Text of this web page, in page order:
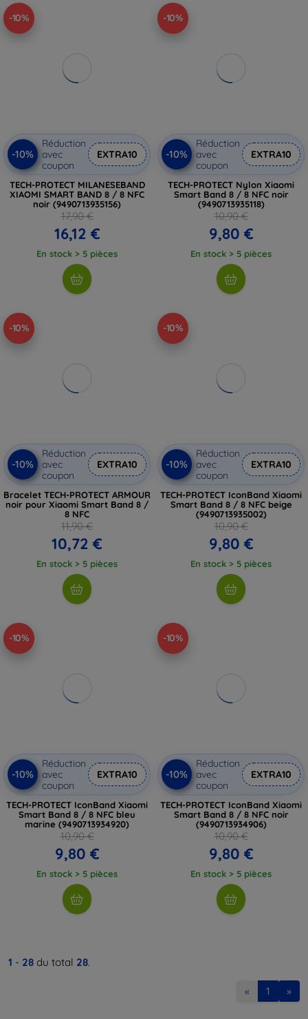
-10%
-10%
Réduction
avec
coupon
EXTRA10
TECH-PROTECT MILANESEBAND
XIAOMI SMART BAND 8 / 8 NFC
noir (9490713935156)
17,90 €
16,12 €
En stock > 5 pièces
-10%
-10%
Réduction
avec
coupon
EXTRA10
TECH-PROTECT Nylon Xiaomi
Smart Band 8 / 8 NFC noir
(9490713935118)
10,90 €
9,80 €
En stock > 5 pièces
-10%
-10%
Réduction
avec
coupon
EXTRA10
Bracelet TECH-PROTECT ARMOUR
noir pour Xiaomi Smart Band 8 /
8 NFC
11,90 €
10,72 €
En stock > 5 pièces
-10%
-10%
Réduction
avec
coupon
EXTRA10
TECH-PROTECT IconBand Xiaomi
Smart Band 8 / 8 NFC beige
(9490713935002)
10,90 €
9,80 €
En stock > 5 pièces
-10%
-10%
Réduction
avec
coupon
EXTRA10
TECH-PROTECT IconBand Xiaomi
Smart Band 8 / 8 NFC bleu
marine (9490713934920)
10,90 €
9,80 €
En stock > 5 pièces
-10%
-10%
Réduction
avec
coupon
EXTRA10
TECH-PROTECT IconBand Xiaomi
Smart Band 8 / 8 NFC noir
(9490713934906)
10,90 €
9,80 €
En stock > 5 pièces
1 - 28 du total 28.
« 1 »